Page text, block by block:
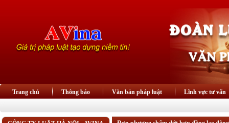
Trang chủ Thông báo Văn bản pháp luật Lĩnh vực tư vấn